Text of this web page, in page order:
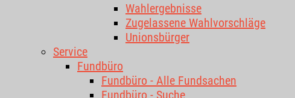
Wahlergebnisse
Zugelassene Wahlvorschläge
Unionsbürger
Service
Fundbüro
Fundbüro - Alle Fundsachen
Fundbüro - Suche